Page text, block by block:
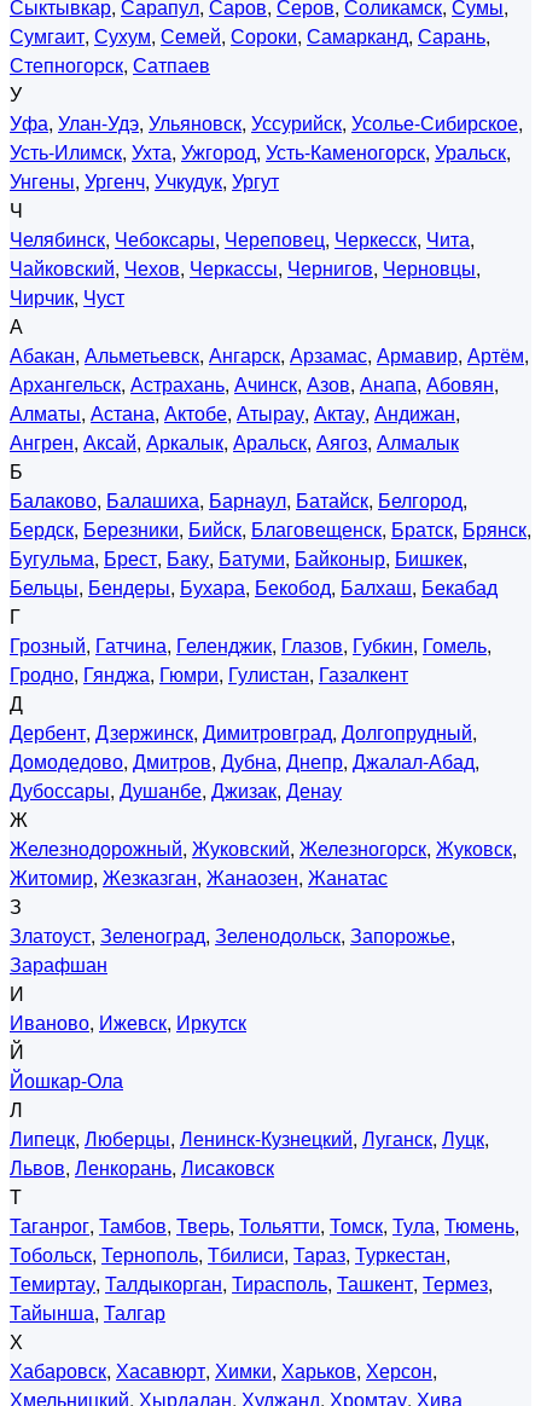
Сыктывкар, Сарапул, Саров, Серов, Соликамск, Сумы,
Сумгаит, Сухум, Семей, Сороки, Самарканд, Сарань,
Степногорск, Сатпаев
У
Уфа, Улан-Удэ, Ульяновск, Уссурийск, Усолье-Сибирское,
Усть-Илимск, Ухта, Ужгород, Усть-Каменогорск, Уральск,
Унгены, Ургенч, Учкудук, Ургут
Ч
Челябинск, Чебоксары, Череповец, Черкесск, Чита,
Чайковский, Чехов, Черкассы, Чернигов, Черновцы,
Чирчик, Чуст
А
Абакан, Альметьевск, Ангарск, Арзамас, Армавир, Артём,
Архангельск, Астрахань, Ачинск, Азов, Анапа, Абовян,
Алматы, Астана, Актобе, Атырау, Актау, Андижан,
Ангрен, Аксай, Аркалык, Аральск, Аягоз, Алмалык
Б
Балаково, Балашиха, Барнаул, Батайск, Белгород,
Бердск, Березники, Бийск, Благовещенск, Братск, Брянск,
Бугульма, Брест, Баку, Батуми, Байконыр, Бишкек,
Бельцы, Бендеры, Бухара, Бекобод, Балхаш, Бекабад
Г
Грозный, Гатчина, Геленджик, Глазов, Губкин, Гомель,
Гродно, Гянджа, Гюмри, Гулистан, Газалкент
Д
Дербент, Дзержинск, Димитровград, Долгопрудный,
Домодедово, Дмитров, Дубна, Днепр, Джалал-Абад,
Дубоссары, Душанбе, Джизак, Денау
Ж
Железнодорожный, Жуковский, Железногорск, Жуковск,
Житомир, Жезказган, Жанаозен, Жанатас
З
Златоуст, Зеленоград, Зеленодольск, Запорожье,
Зарафшан
И
Иваново, Ижевск, Иркутск
Й
Йошкар-Ола
Л
Липецк, Люберцы, Ленинск-Кузнецкий, Луганск, Луцк,
Львов, Ленкорань, Лисаковск
Т
Таганрог, Тамбов, Тверь, Тольятти, Томск, Тула, Тюмень,
Тобольск, Тернополь, Тбилиси, Тараз, Туркестан,
Темиртау, Талдыкорган, Тирасполь, Ташкент, Термез,
Тайынша, Талгар
Х
Хабаровск, Хасавюрт, Химки, Харьков, Херсон,
Хмельницкий, Хырдалан, Худжанд, Хромтау, Хива